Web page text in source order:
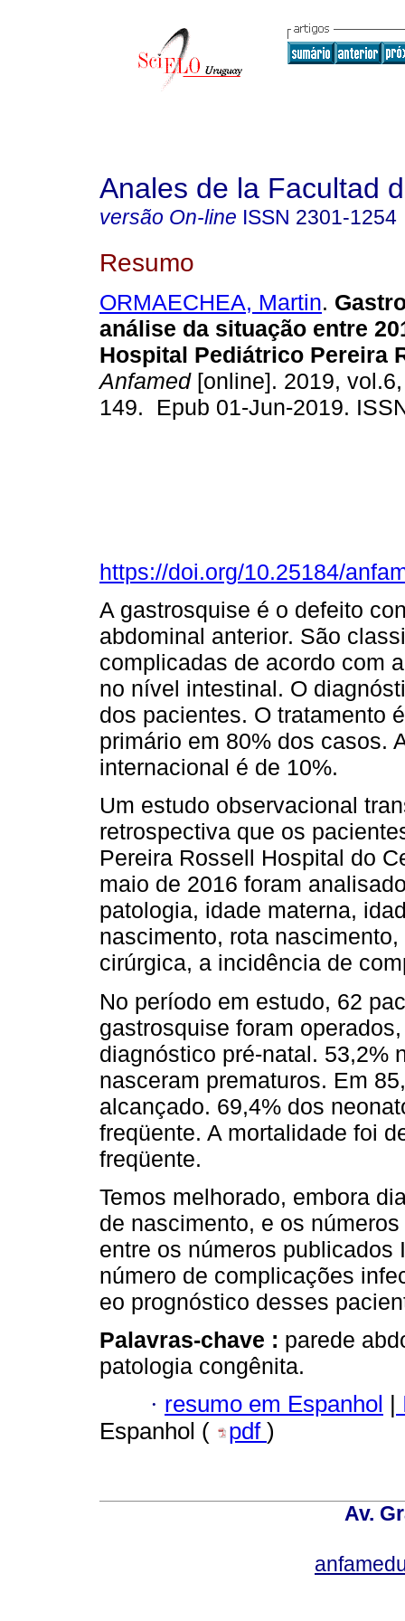
Anales de la Facultad
versão On-line ISSN 2301-1254
Resumo
ORMAECHEA, Martin.
análise da situação entre
Hospital Pediátrico Pereira
Anfamed[online]. 2019,
149. Epub 01-Jun-2019.
https://doi.org/10.25184/
A gastrosquise é o defeito
abdominal anterior. São
complicadas de acordo com
no nível intestinal. O
dos pacientes. O tratamento
primário em 80% dos casos.
internacional é de 10%.
Um estudo observacional
retrospectiva que os
Pereira Rossell Hospital do
maio de 2016 foram
patologia, idade materna,
nascimento, rota
cirúrgica, a incidência de
No período em estudo, 62
gastrosquise foram
diagnóstico pré-natal. 53,2%
nasceram prematuros. Em
alcançado. 69,4% dos
freqüente. A mortalidade foi
freqüente.
Temos melhorado, embora
de nascimento, e os
entre os números
número de complicações
eo prognóstico desses
Palavras-chave : parede
patologia congênita.
· resumo em Espanhol
Espanhol (
pdf )
Av.